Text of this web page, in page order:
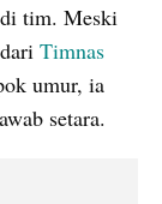
tim. Meski
Timnas
umur, ia
setara.